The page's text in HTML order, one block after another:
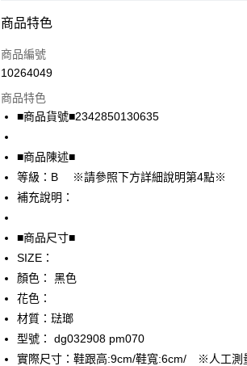
付款方式
信用卡一次付款
LINE Pay
Apple Pay
街口支付
悠遊付
全盈+PAY
AFTEE先享後付
相關說明
【關於「AFTEE先享後付」】
AFTEE先享後付是「在收到商品之後才付款」的支付方
便利好安心！
１．簡單：不需註冊會員、不需綁卡、不需儲值。
２．便利：只要手機號碼，簡訊認證，即可結帳。
運送方式
全家取貨付款
商品特色
商品編號
10264049
商品特色
■商品貨號■2342850130635
■商品陳述■
等級：B ※請參照下方詳細說明第4點※
補充說明：
■商品尺寸■
SIZE：
顏色： 黑色
花色：
材質：琺瑯
型號： dg032908 pm070
實際尺寸：鞋跟高:9cm/鞋寬:6cm/ ※人工測